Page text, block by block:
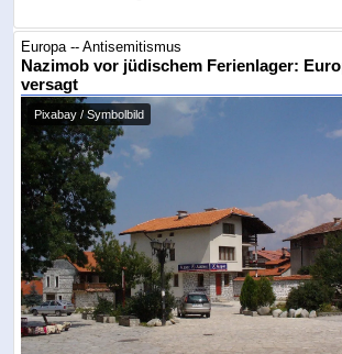
Europa -- Antisemitismus
Nazimob vor jüdischem Ferienlager:
versagt
Pixabay / Symbolbild